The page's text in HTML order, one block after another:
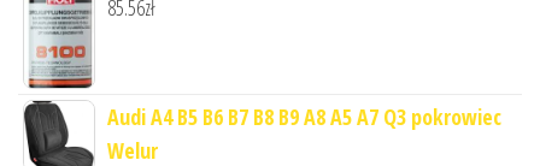
85.56zł
Audi A4 B5 B6 B7 B8 B9 A8 A5 A7 Q3 pokrowiec
Welur